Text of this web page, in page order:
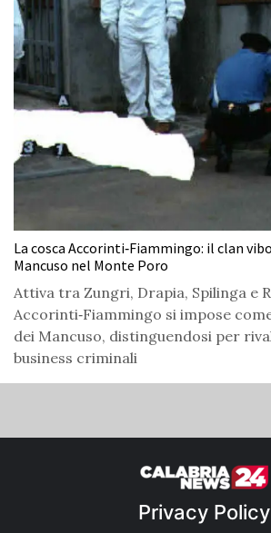
La cosca Accorinti‑Fiammingo: il clan
Mancuso nel Monte Poro
Attiva tra Zungri, Drapia, Spilinga e
Accorinti‑Fiammingo si impose
dei Mancuso, distinguendosi per
business criminali
Privacy Policy